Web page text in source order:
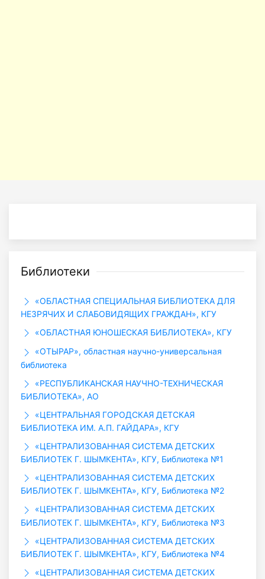
Библиотеки
«ОБЛАСТНАЯ СПЕЦИАЛЬНАЯ БИБЛИОТЕКА ДЛЯ
НЕЗРЯЧИХ И СЛАБОВИДЯЩИХ ГРАЖДАН», КГУ
«ОБЛАСТНАЯ ЮНОШЕСКАЯ БИБЛИОТЕКА», КГУ
«ОТЫРАР», областная научно-универсальная
библиотека
«РЕСПУБЛИКАНСКАЯ НАУЧНО-ТЕХНИЧЕСКАЯ
БИБЛИОТЕКА», АО
«ЦЕНТРАЛЬНАЯ ГОРОДСКАЯ ДЕТСКАЯ
БИБЛИОТЕКА ИМ. А.П. ГАЙДАРА», КГУ
«ЦЕНТРАЛИЗОВАННАЯ СИСТЕМА ДЕТСКИХ
БИБЛИОТЕК Г. ШЫМКЕНТА», КГУ, Библиотека №1
«ЦЕНТРАЛИЗОВАННАЯ СИСТЕМА ДЕТСКИХ
БИБЛИОТЕК Г. ШЫМКЕНТА», КГУ, Библиотека №2
«ЦЕНТРАЛИЗОВАННАЯ СИСТЕМА ДЕТСКИХ
БИБЛИОТЕК Г. ШЫМКЕНТА», КГУ, Библиотека №3
«ЦЕНТРАЛИЗОВАННАЯ СИСТЕМА ДЕТСКИХ
БИБЛИОТЕК Г. ШЫМКЕНТА», КГУ, Библиотека №4
«ЦЕНТРАЛИЗОВАННАЯ СИСТЕМА ДЕТСКИХ